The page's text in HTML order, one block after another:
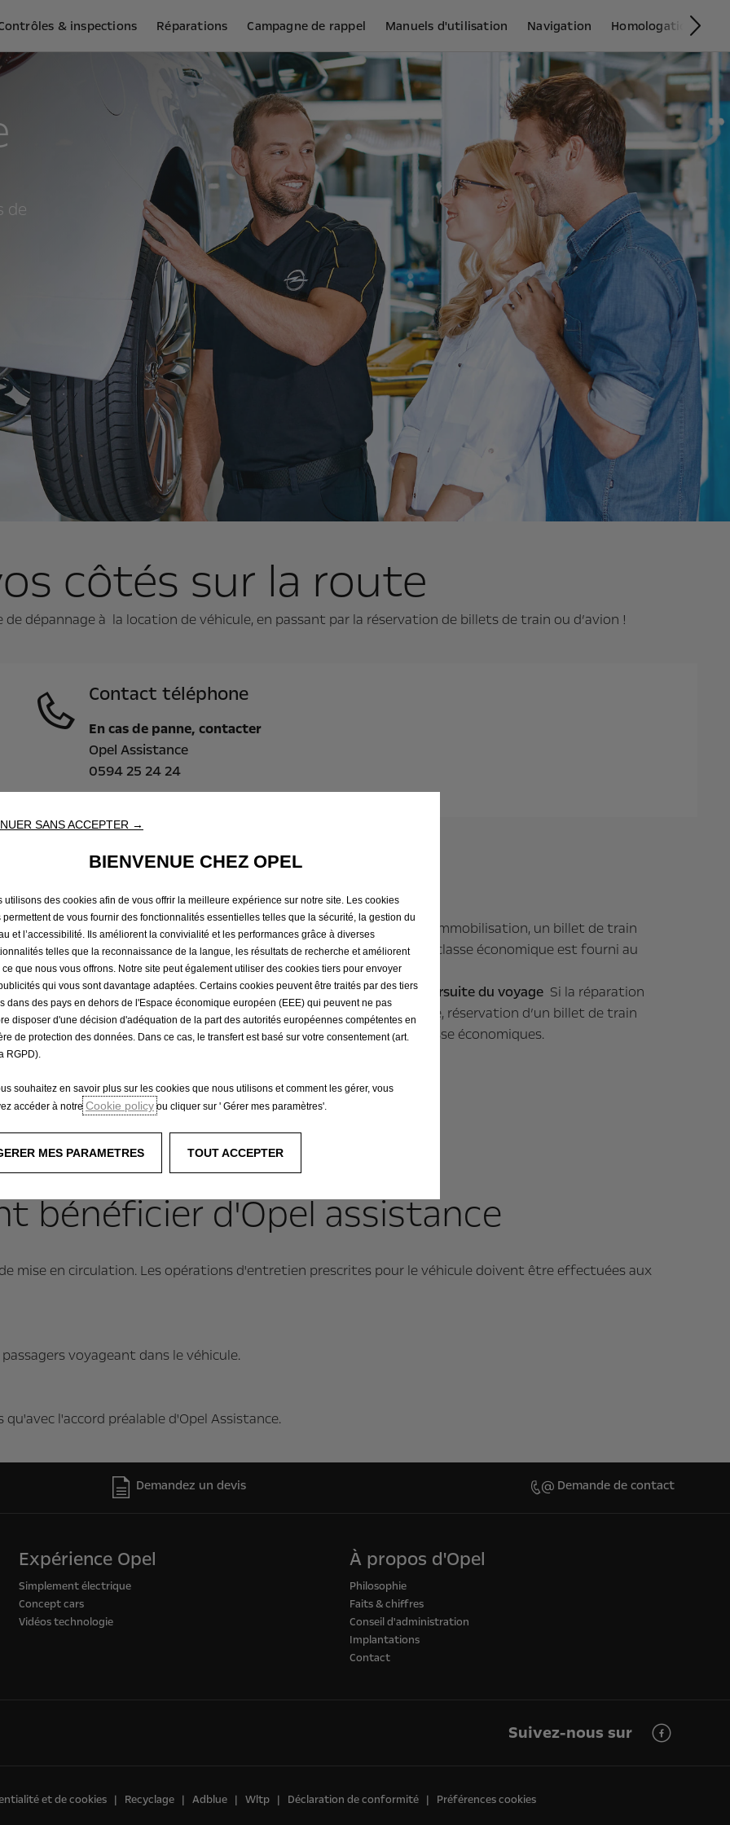
& inspections Réparations Campagne de rappel Manuels d'utilisation Navigation Homologation
de
côtés sur la route
de dépannage à la location de véhicule, en passant par la réservation de billets de train ou d’avion !
Contact téléphone
En cas de panne, contacter
Opel Assistance
0594 25 24 24
Vos avantages
sur place si
la réparation
jusqu’au
Agent
d’un véhicule de
effectuée le jour
du domicile du
4 nuits).
Récupération du véhicule
En cas d’immobilisation, un billet de train
première classe ou un billet d'avion classe économique est fourni au
bénéficiaire récupérant le véhicule.
Rapatriement des bénéficiaires/poursuite du voyage Si la réparation
ne peut être effectuée le jour même, réservation d’un billet de train
1ère classe ou d’un billet d'avion classe économiques.
bénéficier d'Opel assistance
mise en circulation. Les opérations d'entretien prescrites pour le véhicule doivent être effectuées aux
voyageant dans le véhicule.
l'accord préalable d'Opel Assistance.
Demandez un devis Demande de contact
Expérience Opel
Simplement électrique
Concept cars
Vidéos technologie
À propos d'Opel
Philosophie
Faits & chiffres
Conseil d'administration
Implantations
Contact
Suivez-nous sur
et de cookies Recyclage Adblue Wltp Déclaration de conformité Préférences cookies
SANS ACCEPTER →
BIENVENUE CHEZ OPEL
utilisons des cookies afin de vous offrir la meilleure expérience sur notre site. Les cookies
permettent de vous fournir des fonctionnalités essentielles telles que la sécurité, la gestion du
et l’accessibilité. Ils améliorent la convivialité et les performances grâce à diverses
telles que la reconnaissance de la langue, les résultats de recherche et améliorent
que nous vous offrons. Notre site peut également utiliser des cookies tiers pour envoyer
qui vous sont davantage adaptées. Certains cookies peuvent être traités par des tiers
dans des pays en dehors de l'Espace économique européen (EEE) qui peuvent ne pas
disposer d'une décision d'adéquation de la part des autorités européennes compétentes en
de protection des données. Dans ce cas, le transfert est basé sur votre consentement (art.
RGPD).
souhaitez en savoir plus sur les cookies que nous utilisons et comment les gérer, vous
accéder à notre Cookie policy ou cliquer sur ' Gérer mes paramètres'.
GERER MES PARAMETRES TOUT ACCEPTER